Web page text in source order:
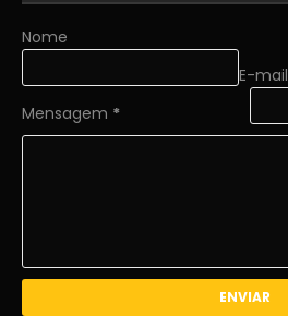
Nome
E-mail
Mensagem *